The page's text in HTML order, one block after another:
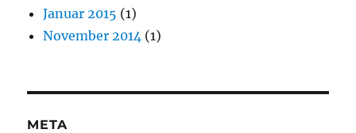
Januar 2015 (1)
November 2014 (1)
META